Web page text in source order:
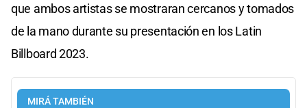
que ambos artistas se mostraran cercanos y tomados
de la mano durante su presentación en los Latin
Billboard 2023.
MIRÁ TAMBIÉN